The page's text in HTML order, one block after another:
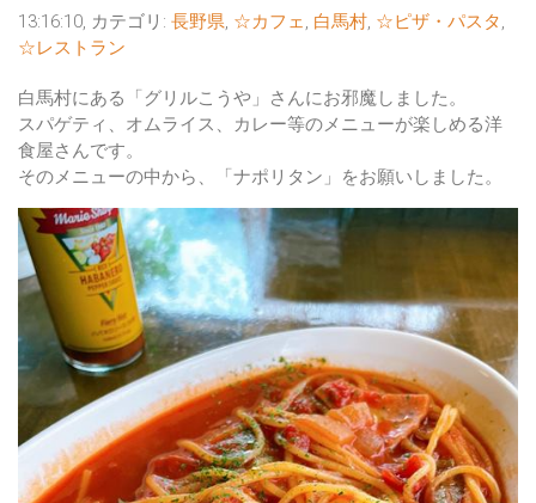
13:16:10, カテゴリ: 長野県, ☆カフェ, 白馬村, ☆ピザ・パスタ,
☆レストラン
白馬村にある「グリルこうや」さんにお邪魔しました。
スパゲティ、オムライス、カレー等のメニューが楽しめる洋
食屋さんです。
そのメニューの中から、「ナポリタン」をお願いしました。